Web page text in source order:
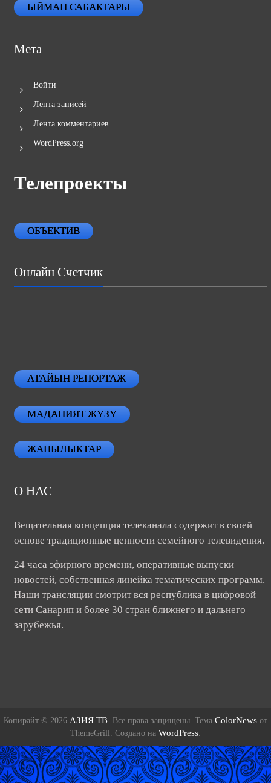
ЫЙМАН САБАКТАРЫ
Мета
Войти
Лента записей
Лента комментариев
WordPress.org
Телепроекты
ОБЪЕКТИВ
Онлайн Счетчик
АТАЙЫН РЕПОРТАЖ
МАДАНИЯТ ЖҮЗҮ
ЖАНЫЛЫКТАР
О НАС
Вещательная концепция телеканала содержит в своей
основе традиционные ценности семейного телевидения.
24 часа эфирного времени, оперативные выпуски
новостей, собственная линейка тематических программ.
Наши трансляции смотрит вся республика в цифровой
сети Санарип и более 30 стран ближнего и дальнего
зарубежья.
Копирайт © 2026 АЗИЯ ТВ . Все права защищены. Тема ColorNews от
ThemeGrill. Создано на WordPress